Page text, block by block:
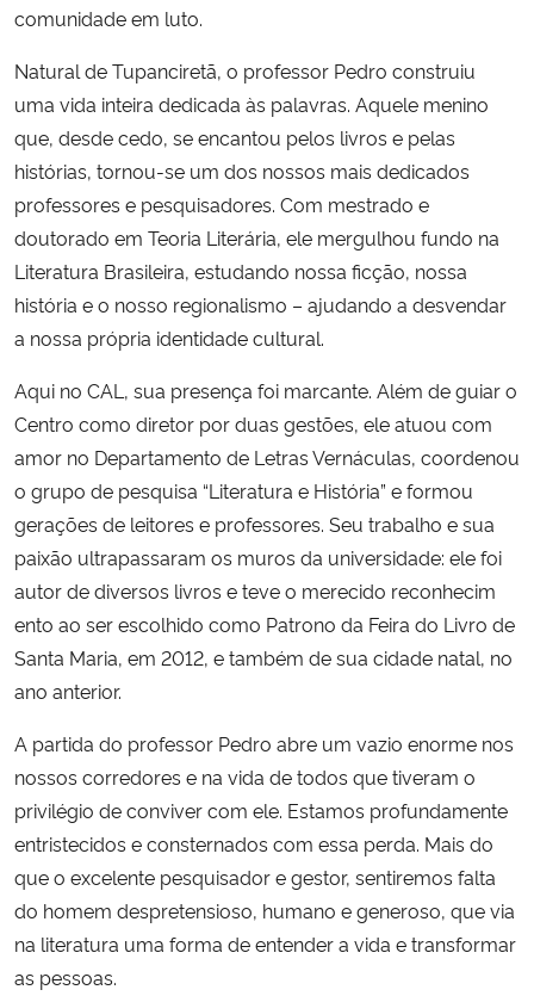
Ministério do Desenvolvimento Regional
Controladoria-Geral da União
Ministério da Mulher, da Família e dos Direitos Humanos
Secretaria-Geral
Gabinete de Segurança Institucional
Advocacia-Geral da União
Banco Central do Brasil
Planalto
comunidade em luto.
Natural de Tupanciretã, o professor Pedro construiu
uma vida inteira dedicada às palavras. Aquele menino
que, desde cedo, se encantou pelos livros e pelas
histórias, tornou-se um dos nossos mais dedicados
professores e pesquisadores. Com mestrado e
doutorado em Teoria Literária, ele mergulhou fundo na
Literatura Brasileira, estudando nossa ficção, nossa
história e o nosso regionalismo – ajudando a desvendar
a nossa própria identidade cultural.
Aqui no CAL, sua presença foi marcante. Além de guiar o
Centro como diretor por duas gestões, ele atuou com
amor no Departamento de Letras Vernáculas, coordenou
o grupo de pesquisa “Literatura e História” e formou
gerações de leitores e professores. Seu trabalho e sua
paixão ultrapassaram os muros da universidade: ele foi
autor de diversos livros e teve o merecido reconhecim
ento ao ser escolhido como Patrono da Feira do Livro de
Santa Maria, em 2012, e também de sua cidade natal, no
ano anterior.
A partida do professor Pedro abre um vazio enorme nos
nossos corredores e na vida de todos que tiveram o
privilégio de conviver com ele. Estamos profundamente
entristecidos e consternados com essa perda. Mais do
que o excelente pesquisador e gestor, sentiremos falta
do homem despretensioso, humano e generoso, que via
na literatura uma forma de entender a vida e transformar
as pessoas.